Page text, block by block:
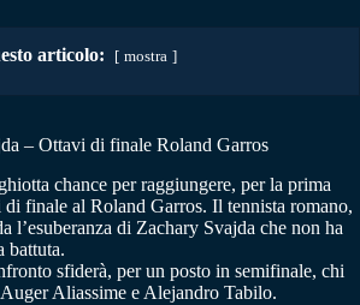
articolo: mostra
– Ottavi di finale Roland Garros
chance per raggiungere, per la prima
finale al Roland Garros. Il tennista romano,
l’esuberanza di Zachary Svajda che non ha
battuta.
sfiderà, per un posto in semifinale, chi
Aliassime e Alejandro Tabilo.